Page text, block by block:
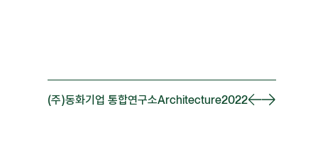
(주)동화기업 통합연구소Architecture2022